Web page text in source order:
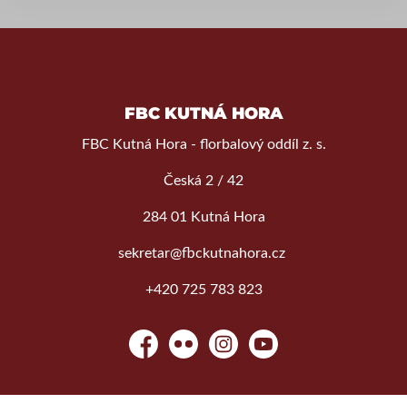
FBC KUTNÁ HORA
FBC Kutná Hora - florbalový oddíl z. s.
Česká 2 / 42
284 01 Kutná Hora
sekretar@fbckutnahora.cz
+420 725 783 823
FacebookFlickr InstagramYouTube